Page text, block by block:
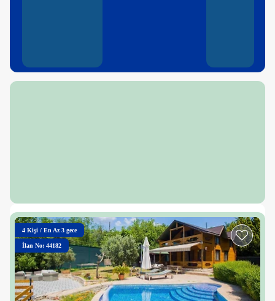
4 Kişi / En Az 3 gece
İlan No: 44182